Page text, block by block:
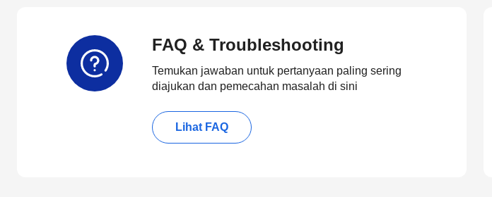
FAQ & Troubleshooting
Temukan jawaban untuk pertanyaan paling sering
diajukan dan pemecahan masalah di sini
Lihat FAQ